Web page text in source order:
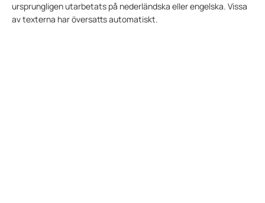
ursprungligen utarbetats på nederländska eller engelska. Vissa
av texterna har översatts automatiskt.